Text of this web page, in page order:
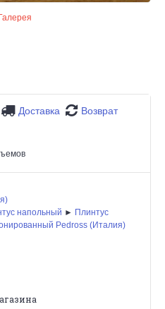
Галерея
Доставка
Возврат
напольный ► Плинтус
Pedross (Италия)